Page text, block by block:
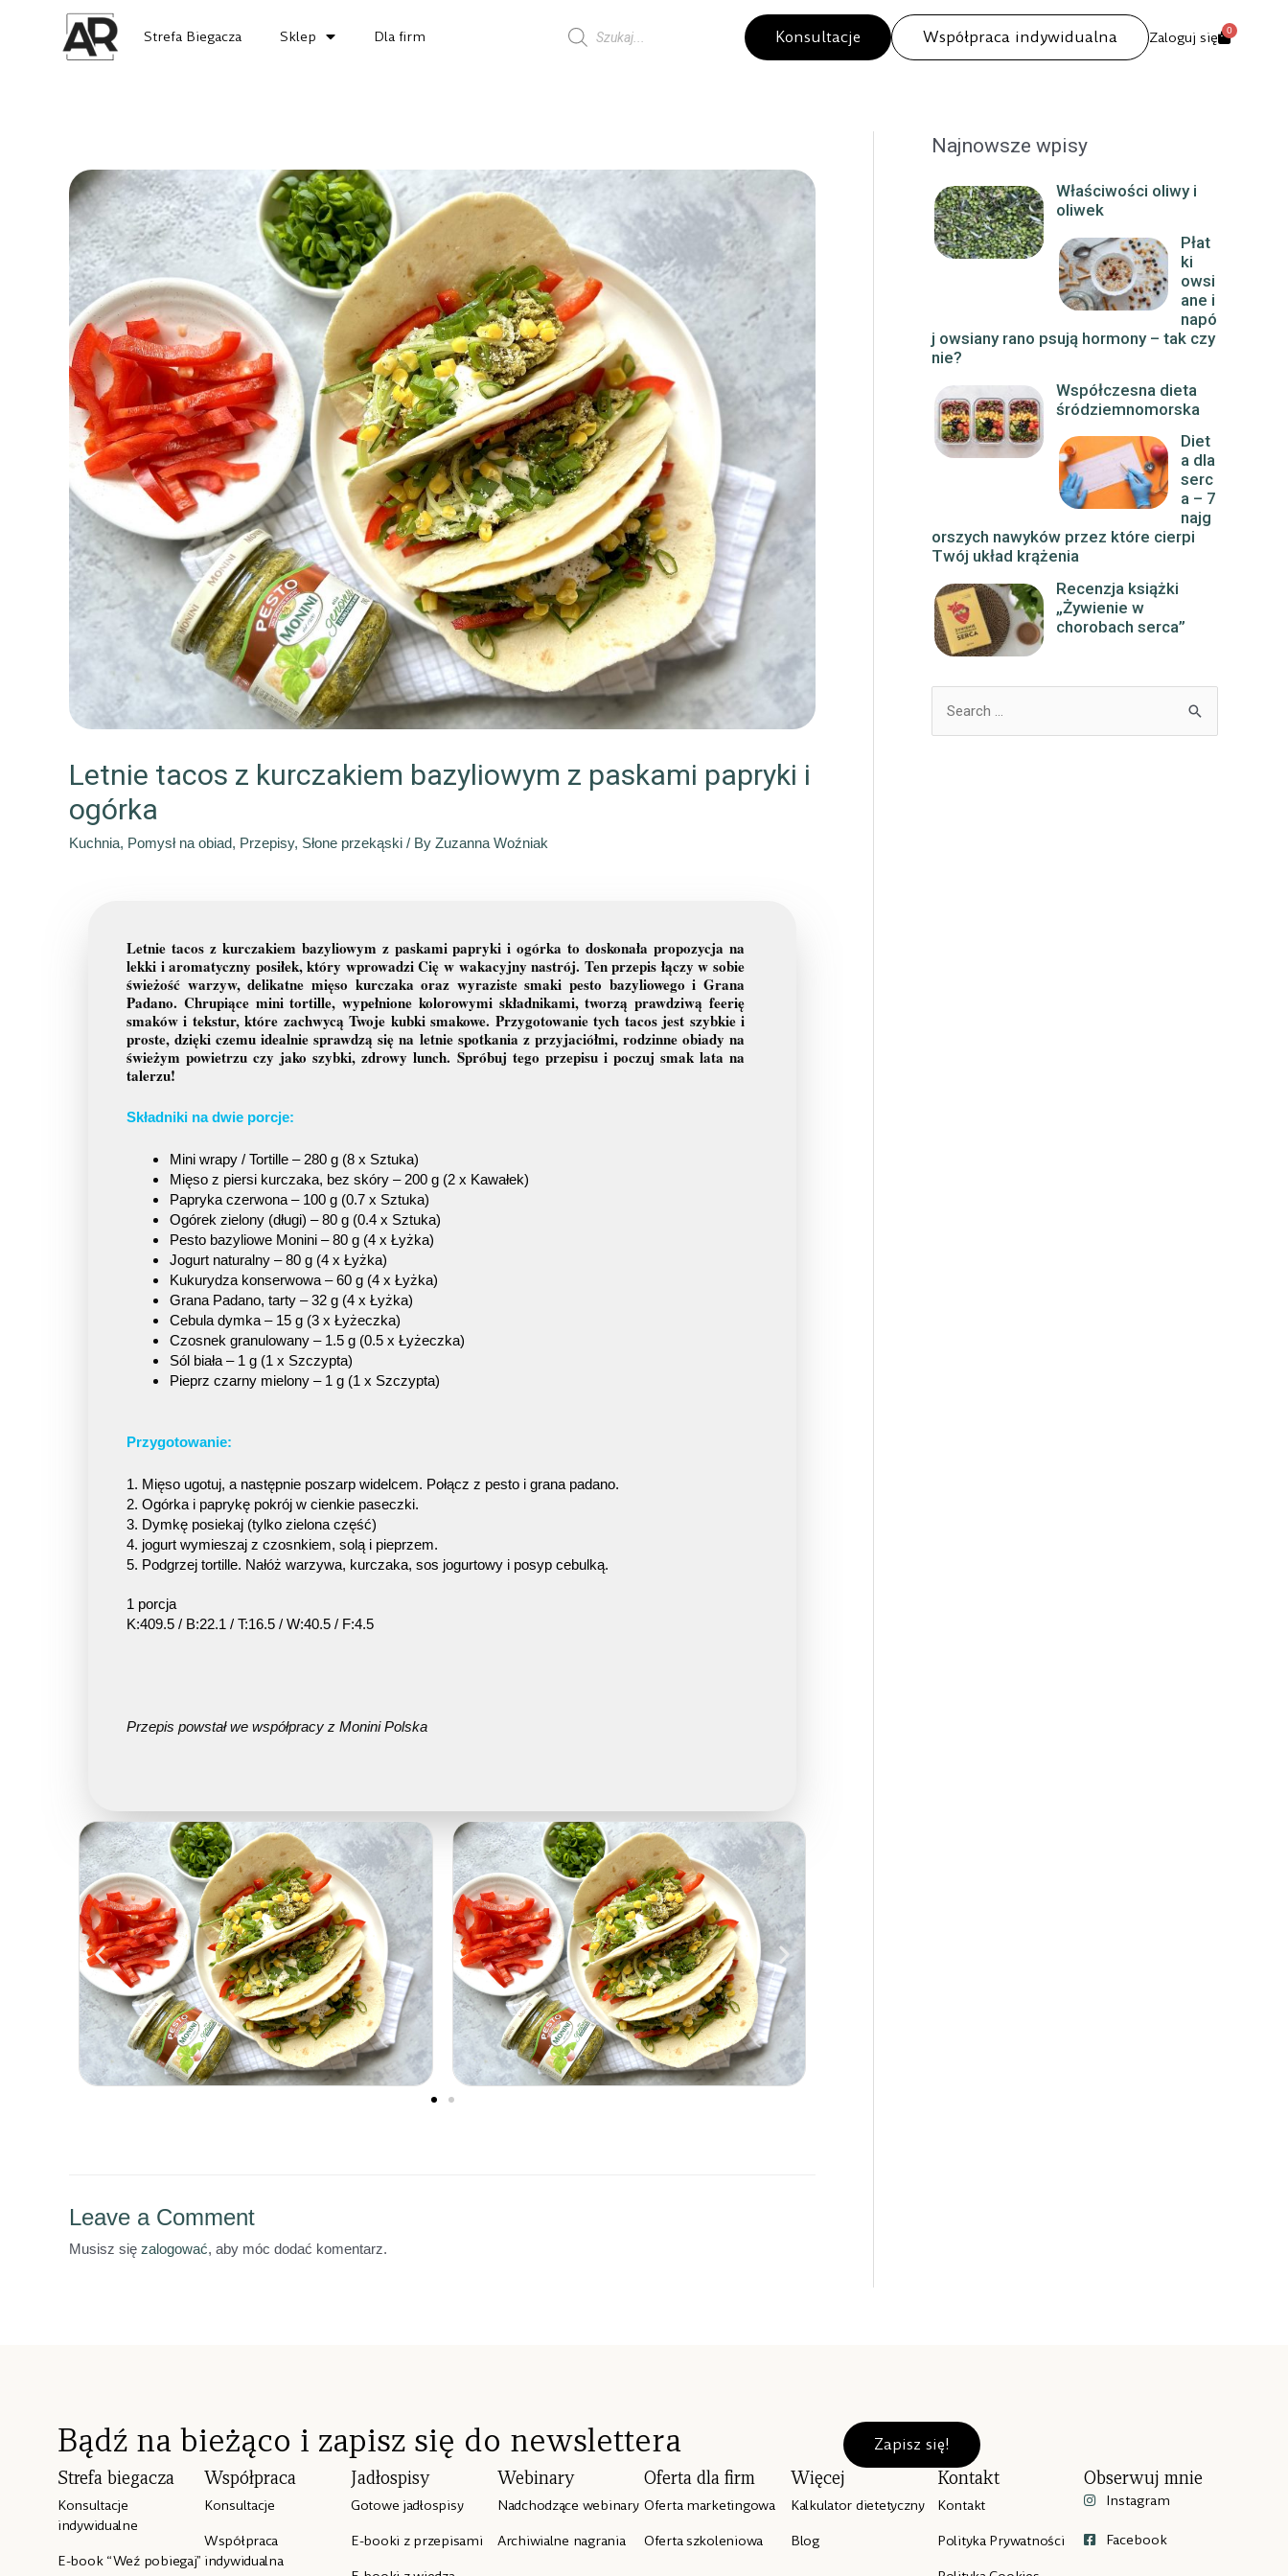
Strefa Biegacza Sklep Dla firm Konsultacje Współpraca indywidualna Zaloguj się 0
Letnie tacos z kurczakiem bazyliowym z paskami papryki i
ogórka
Kuchnia, Pomysł na obiad, Przepisy, Słone przekąski / By Zuzanna Woźniak
Letnie tacos z kurczakiem bazyliowym z paskami papryki i ogórka to doskonała propozycja na
lekki i aromatyczny posiłek, który wprowadzi Cię w wakacyjny nastrój. Ten przepis łączy w sobie
świeżość warzyw, delikatne mięso kurczaka oraz wyraziste smaki pesto bazyliowego i Grana
Padano. Chrupiące mini tortille, wypełnione kolorowymi składnikami, tworzą prawdziwą feerię
smaków i tekstur, które zachwycą Twoje kubki smakowe. Przygotowanie tych tacos jest szybkie i
proste, dzięki czemu idealnie sprawdzą się na letnie spotkania z przyjaciółmi, rodzinne obiady na
świeżym powietrzu czy jako szybki, zdrowy lunch. Spróbuj tego przepisu i poczuj smak lata na
talerzu!
Składniki na dwie porcje:
Mini wrapy / Tortille – 280 g (8 x Sztuka)
Mięso z piersi kurczaka, bez skóry – 200 g (2 x Kawałek)
Papryka czerwona – 100 g (0.7 x Sztuka)
Ogórek zielony (długi) – 80 g (0.4 x Sztuka)
Pesto bazyliowe Monini – 80 g (4 x Łyżka)
Jogurt naturalny – 80 g (4 x Łyżka)
Kukurydza konserwowa – 60 g (4 x Łyżka)
Grana Padano, tarty – 32 g (4 x Łyżka)
Cebula dymka – 15 g (3 x Łyżeczka)
Czosnek granulowany – 1.5 g (0.5 x Łyżeczka)
Sól biała – 1 g (1 x Szczypta)
Pieprz czarny mielony – 1 g (1 x Szczypta)
Przygotowanie:
1. Mięso ugotuj, a następnie poszarp widelcem. Połącz z pesto i grana padano.
2. Ogórka i paprykę pokrój w cienkie paseczki.
3. Dymkę posiekaj (tylko zielona część)
4. jogurt wymieszaj z czosnkiem, solą i pieprzem.
5. Podgrzej tortille. Nałóż warzywa, kurczaka, sos jogurtowy i posyp cebulką.
1 porcja
K:409.5 / B:22.1 / T:16.5 / W:40.5 / F:4.5
Przepis powstał we współpracy z Monini Polska
Leave a Comment
Musisz się zalogować, aby móc dodać komentarz.
Najnowsze wpisy
Właściwości oliwy i
oliwek
Płat
ki
owsi
ane i
napó
j owsiany rano psują hormony – tak czy
nie?
Współczesna dieta
śródziemnomorska
Diet
a dla
serc
a – 7
najg
orszych nawyków przez które cierpi
Twój układ krążenia
Recenzja książki
„Żywienie w
chorobach serca”
Bądź na bieżąco i zapisz się do newslettera Zapisz się!
Strefa biegacza
Konsultacje
indywidualne
E-book “Weź pobiegaj”
Współpraca
Konsultacje
Współpraca
indywidualna
Jadłospisy
Gotowe jadłospisy
E-booki z przepisami
Webinary
Nadchodzące webinary
Archiwialne nagrania
Oferta dla firm
Oferta marketingowa
Oferta szkoleniowa
Więcej
Kalkulator dietetyczny
Blog
Kontakt
Kontakt
Polityka Prywatności
Obserwuj mnie
Instagram
Facebook